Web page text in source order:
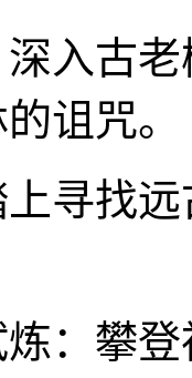
入古
诅咒。
寻找
：攀